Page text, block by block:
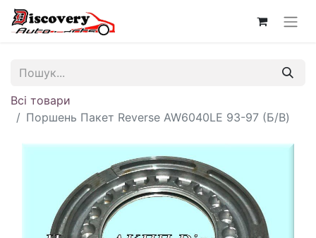
Всі товари
Поршень Пакет Reverse AW6040LE 93-97 (Б/В)